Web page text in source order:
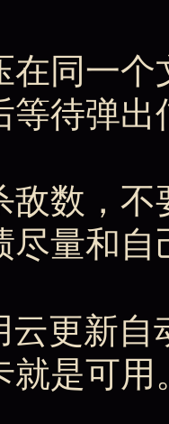
在同一个
等待弹
敌数，
尽量和
云更新
就是可用